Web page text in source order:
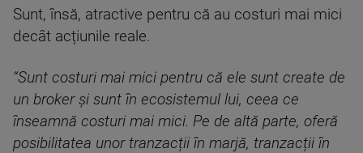
Sunt, însă, atractive pentru că au costuri mai mici
decât acțiunile reale.
“Sunt costuri mai mici pentru că ele sunt create de
un broker și sunt în ecosistemul lui, ceea ce
înseamnă costuri mai mici. Pe de altă parte, oferă
posibilitatea unor tranzacții în marjă, tranzacții în